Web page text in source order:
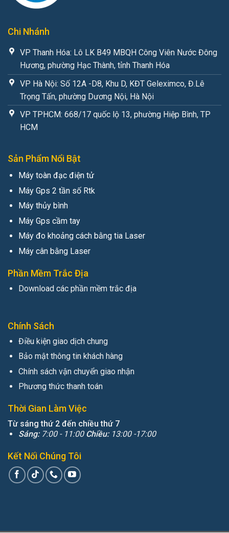
Chi Nhánh
VP Thanh Hóa: Lô LK B49 MBQH Công Viên Nước Đông
Hương, phường Hạc Thành, tỉnh Thanh Hóa
VP Hà Nội: Số 12A -D8, Khu D, KĐT Geleximco, Đ.Lê
Trọng Tấn, phường Dương Nội, Hà Nội
VP TPHCM: 668/17 quốc lộ 13, phường Hiệp Bình, TP
HCM
Sản Phẩm Nổi Bật
Máy toàn đạc điện tử
Máy Gps 2 tần số Rtk
Máy thủy bình
Máy Gps cầm tay
Máy đo khoảng cách bằng tia Laser
Máy cân bằng Laser
Phần Mềm Trắc Địa
Download các phần mềm trắc địa
Chính Sách
Điều kiện giao dịch chung
Bảo mật thông tin khách hàng
Chính sách vận chuyển giao nhận
Phương thức thanh toán
Thời Gian Làm Việc
Từ sáng thứ 2 đến chiều thứ 7
Sáng: 7:00 - 11:00 Chiều: 13:00 -17:00
Kết Nối Chúng Tôi